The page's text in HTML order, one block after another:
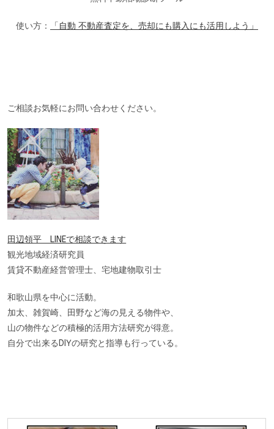
使い方： 「自動 不動産査定を、売却にも購入にも活用しよう」
ご相談お気軽にお問い合わせください。
田辺領平 LINEで相談できます
観光地域経済研究員
賃貸不動産経営管理士、宅地建物取引士
和歌山県を中心に活動。
加太、雑賀崎、田野など海の見える物件や、
山の物件などの積極的活用方法研究が得意。
自分で出来るDIYの研究と指導も行っている。